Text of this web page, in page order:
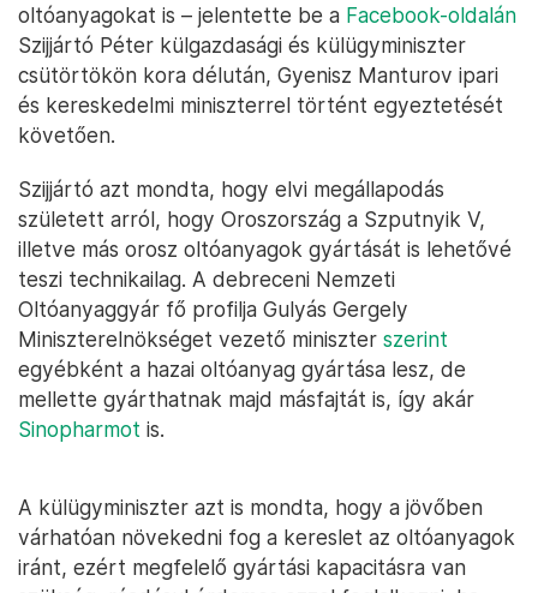
oltóanyagokat is – jelentette be a Facebook-oldalán
Szijjártó Péter külgazdasági és külügyminiszter
csütörtökön kora délután, Gyenisz Manturov ipari
és kereskedelmi miniszterrel történt egyeztetését
követően.
Szijjártó azt mondta, hogy elvi megállapodás
született arról, hogy Oroszország a Szputnyik V,
illetve más orosz oltóanyagok gyártását is lehetővé
teszi technikailag. A debreceni Nemzeti
Oltóanyaggyár fő profilja Gulyás Gergely
Miniszterelnökséget vezető miniszter szerint
egyébként a hazai oltóanyag gyártása lesz, de
mellette gyárthatnak majd másfajtát is, így akár
Sinopharmot is.
A külügyminiszter azt is mondta, hogy a jövőben
várhatóan növekedni fog a kereslet az oltóanyagok
iránt, ezért megfelelő gyártási kapacitásra van